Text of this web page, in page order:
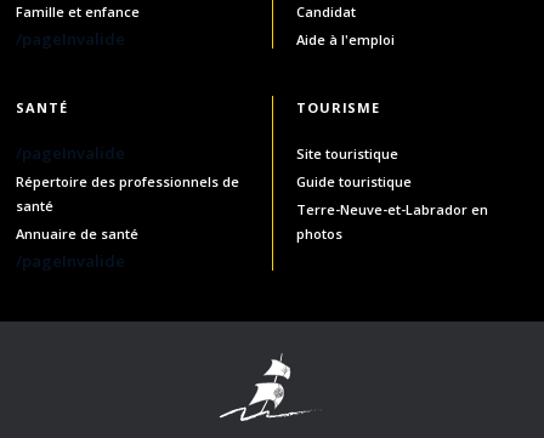
Famille et enfance
/pageInvalide
Candidat
Aide à l'emploi
SANTÉ
/pageInvalide
Répertoire des professionnels de
santé
Annuaire de santé
/pageInvalide
TOURISME
Site touristique
Guide touristique
Terre-Neuve-et-Labrador en
photos